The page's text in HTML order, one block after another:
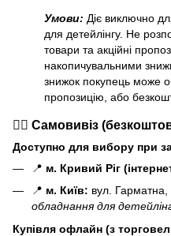
Умови: Діє виключно
для детейлінгу. Не
товари та акційні
накопичувальними
знижок покупець може
пропозицію, або
🏃‍♂️ Самовивіз
Доступно для вибору при
📍 м. Кривий Ріг
📍 м. Київ: вул. Гарматна,
обладнання для
Купівля офлайн (з